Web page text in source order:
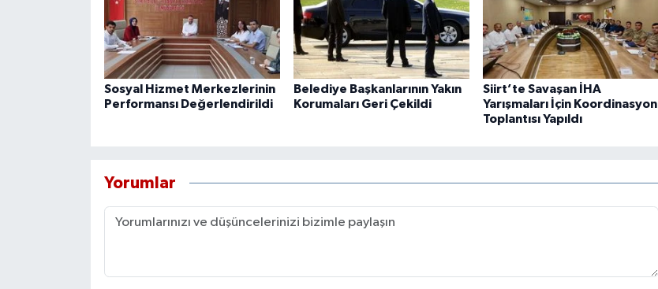
Sosyal Hizmet Merkezlerinin
Performansı Değerlendirildi
Belediye Başkanlarının Yakın
Korumaları Geri Çekildi
Siirt’te Savaşan İHA
Yarışmaları İçin Koordinasyon
Toplantısı Yapıldı
Yorumlar